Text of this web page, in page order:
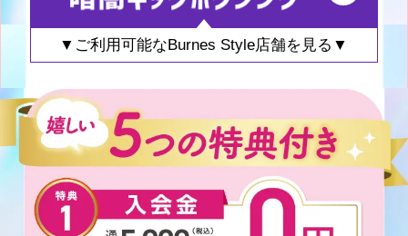
▼ご利用可能なBurnes Style店舗を見る▼